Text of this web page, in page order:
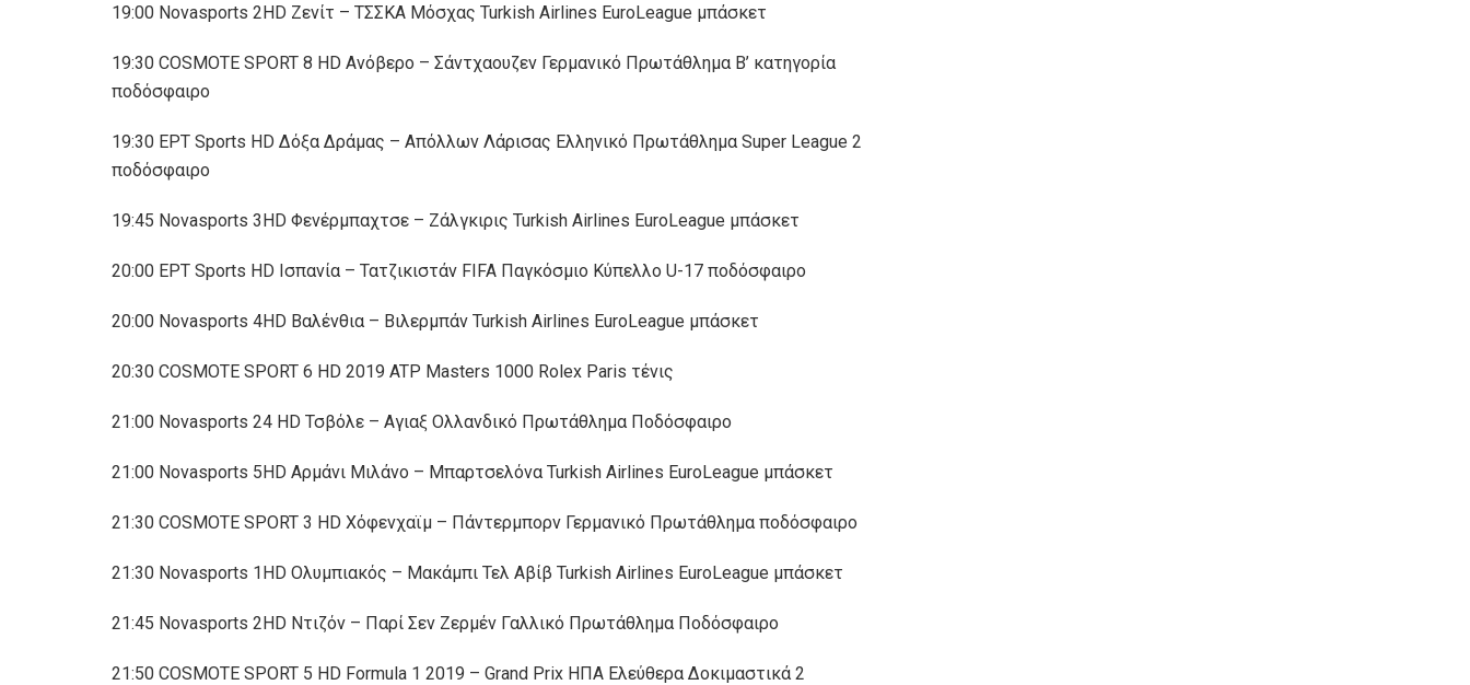
19:00 Novasports 2HD Ζενίτ – ΤΣΣΚΑ Μόσχας Turkish Airlines EuroLeague μπάσκετ
19:30 COSMOTE SPORT 8 HD Ανόβερο – Σάντχαουζεν Γερμανικό Πρωτάθλημα Β’ κατηγορία
ποδόσφαιρο
19:30 ΕΡΤ Sports HD Δόξα Δράμας – Απόλλων Λάρισας Ελληνικό Πρωτάθλημα Super League 2
ποδόσφαιρο
19:45 Novasports 3HD Φενέρμπαχτσε – Ζάλγκιρις Turkish Airlines EuroLeague μπάσκετ
20:00 ΕΡΤ Sports HD Ισπανία – Τατζικιστάν FIFA Παγκόσμιο Κύπελλο U-17 ποδόσφαιρο
20:00 Novasports 4HD Βαλένθια – Βιλερμπάν Turkish Airlines EuroLeague μπάσκετ
20:30 COSMOTE SPORT 6 HD 2019 ATP Masters 1000 Rolex Paris τένις
21:00 Novasports 24 HD Τσβόλε – Αγιαξ Ολλανδικό Πρωτάθλημα Ποδόσφαιρο
21:00 Novasports 5HD Αρμάνι Μιλάνο – Μπαρτσελόνα Turkish Airlines EuroLeague μπάσκετ
21:30 COSMOTE SPORT 3 HD Χόφενχαϊμ – Πάντερμπορν Γερμανικό Πρωτάθλημα ποδόσφαιρο
21:30 Novasports 1HD Ολυμπιακός – Μακάμπι Τελ Αβίβ Turkish Airlines EuroLeague μπάσκετ
21:45 Novasports 2HD Ντιζόν – Παρί Σεν Ζερμέν Γαλλικό Πρωτάθλημα Ποδόσφαιρο
21:50 COSMOTE SPORT 5 HD Formula 1 2019 – Grand Prix ΗΠΑ Ελεύθερα Δοκιμαστικά 2